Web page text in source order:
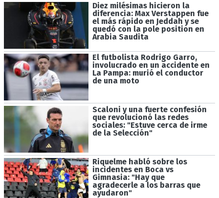
Diez milésimas hicieron la
diferencia: Max Verstappen fue
el más rápido en Jeddah y se
quedó con la pole position en
Arabia Saudita
El futbolista Rodrigo Garro,
involucrado en un accidente en
La Pampa: murió el conductor
de una moto
Scaloni y una fuerte confesión
que revolucionó las redes
sociales: "Estuve cerca de irme
de la Selección"
Riquelme habló sobre los
incidentes en Boca vs
Gimnasia: "Hay que
agradecerle a los barras que
ayudaron"